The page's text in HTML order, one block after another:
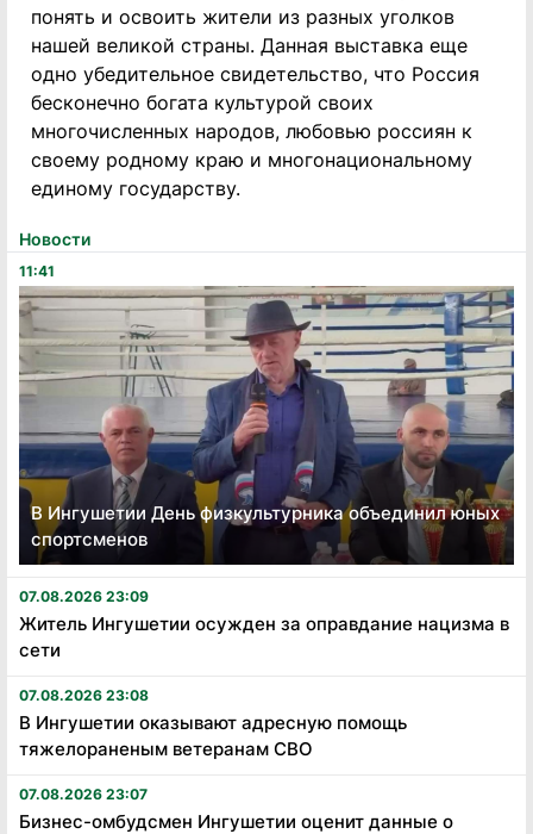
Новости
11:41
В Ингушетии День физкультурника объединил юных
спортсменов
07.08.2026 23:09
Житель Ингушетии осужден за оправдание нацизма в
сети
07.08.2026 23:08
В Ингушетии оказывают адресную помощь
тяжелораненым ветеранам СВО
07.08.2026 23:07
Бизнес-омбудсмен Ингушетии оценит данные о
понять и освоить жители из разных уголков
нашей великой страны. Данная выставка еще
одно убедительное свидетельство, что Россия
бесконечно богата культурой своих
многочисленных народов, любовью россиян к
своему родному краю и многонациональному
единому государству.